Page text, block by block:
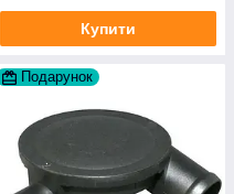
Купити
Подарунок